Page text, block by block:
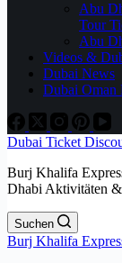
Abu
Tour
Abu
Videos &
Dubai News
Dubai Oman
Dubai Ticket
Burj Khalifa
Dhabi Aktivitäten
Suchen
Burj Khalifa